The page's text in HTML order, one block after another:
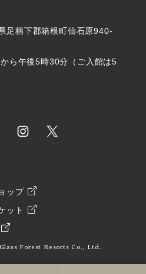
ップ
ット
足柄下郡箱根町仙石原940-
ら午後5時30分（ご入館は5
Forest Resorts Co., Ltd.